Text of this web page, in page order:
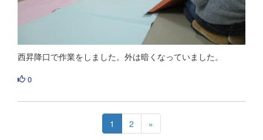
西昇降口で作業をしました。外は暗くなっていました。
0
1 2 »